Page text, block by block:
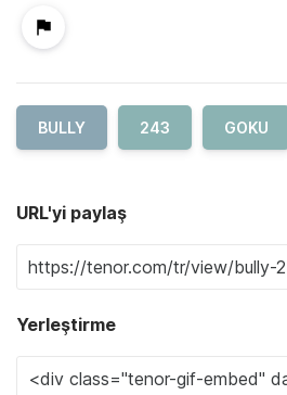
BULLY 243 GOKU
URL'yi paylaş
Yerleştirme